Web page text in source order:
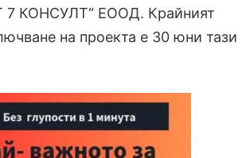
7 КОНСУЛТ“ ЕООД. Крайният
на проекта е 30 юни тази